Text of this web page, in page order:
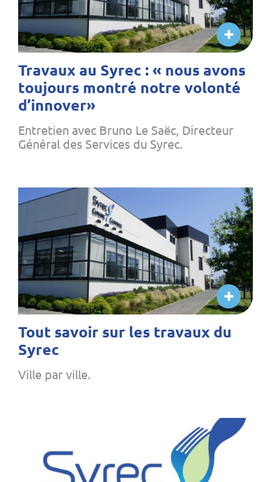
Travaux au Syrec : « nous avons
toujours montré notre volonté
d’innover»
Entretien avec Bruno Le Saëc, Directeur
Général des Services du Syrec.
Tout savoir sur les travaux du
Syrec
Ville par ville.